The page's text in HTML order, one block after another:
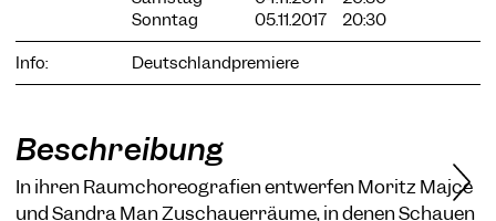
Sonntag
05.11.2017
20:30
Info:
Deutschlandpremiere
Beschreibung
In ihren Raumchoreografien entwerfen Moritz Majce
und Sandra Man Zuschauerräume, in denen Schauen
Notwendige Cookies
Nur notwendige Alle akzeptieren Speichern